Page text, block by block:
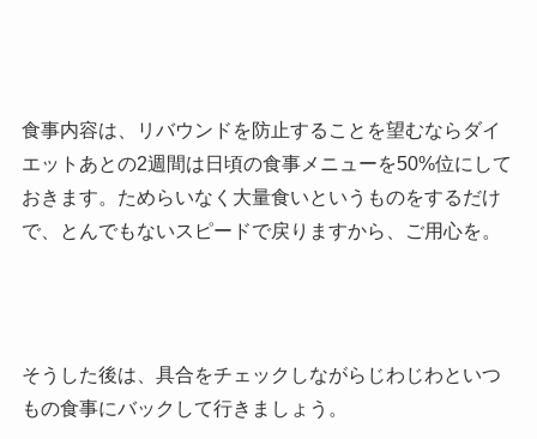
食事内容は、リバウンドを防止することを望むならダイ
エットあとの2週間は日頃の食事メニューを50%位にして
おきます。ためらいなく大量食いというものをするだけ
で、とんでもないスピードで戻りますから、ご用心を。
そうした後は、具合をチェックしながらじわじわといつ
もの食事にバックして行きましょう。